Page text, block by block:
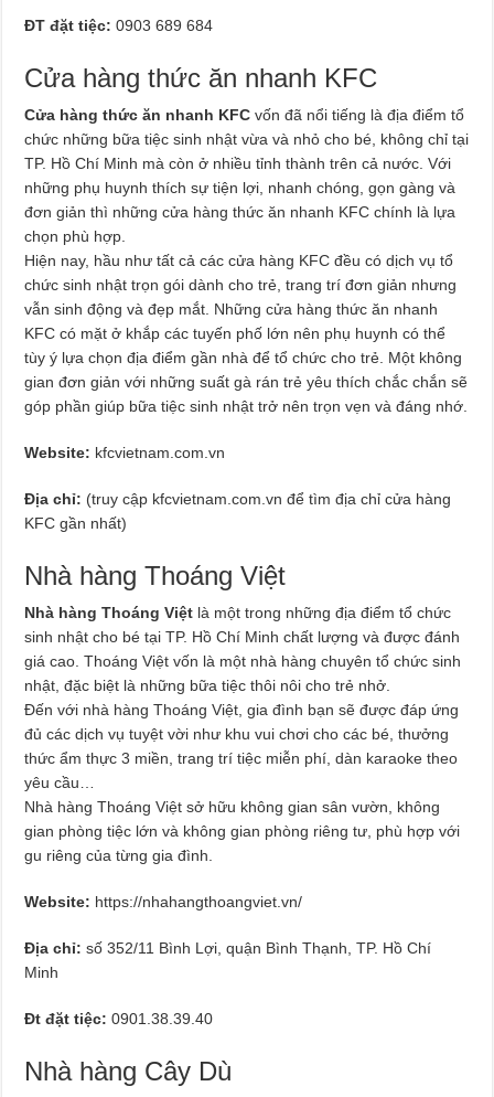
ĐT đặt tiệc:0903 689 684
Cửa hàng thức ăn nhanh KFC
Cửa hàng thức ăn nhanh KFCvốn đã nổi tiếng là địa điểm tổ
chức những bữa tiệc sinh nhật vừa và nhỏ cho bé, không chỉ tại
TP. Hồ Chí Minh mà còn ở nhiều tỉnh thành trên cả nước. Với
những phụ huynh thích sự tiện lợi, nhanh chóng, gọn gàng và
đơn giản thì những cửa hàng thức ăn nhanh KFC chính là lựa
chọn phù hợp.
Hiện nay, hầu như tất cả các cửa hàng KFC đều có dịch vụ tổ
chức sinh nhật trọn gói dành cho trẻ, trang trí đơn giản nhưng
vẫn sinh động và đẹp mắt. Những cửa hàng thức ăn nhanh
KFC có mặt ở khắp các tuyến phố lớn nên phụ huynh có thể
tùy ý lựa chọn địa điểm gần nhà để tổ chức cho trẻ. Một không
gian đơn giản với những suất gà rán trẻ yêu thích chắc chắn sẽ
góp phần giúp bữa tiệc sinh nhật trở nên trọn vẹn và đáng nhớ.
Website: kfcvietnam.com.vn
Địa chỉ: (truy cập kfcvietnam.com.vn để tìm địa chỉ cửa hàng
KFC gần nhất)
Nhà hàng Thoáng Việt
Nhà hàng Thoáng Việt là một trong những địa điểm tổ chức
sinh nhật cho bé tại TP. Hồ Chí Minh chất lượng và được đánh
giá cao. Thoáng Việt vốn là một nhà hàng chuyên tổ chức sinh
nhật, đặc biệt là những bữa tiệc thôi nôi cho trẻ nhở.
Đến với nhà hàng Thoáng Việt, gia đình bạn sẽ được đáp ứng
đủ các dịch vụ tuyệt vời như khu vui chơi cho các bé, thưởng
thức ẩm thực 3 miền, trang trí tiệc miễn phí, dàn karaoke theo
yêu cầu…
Nhà hàng Thoáng Việt sở hữu không gian sân vườn, không
gian phòng tiệc lớn và không gian phòng riêng tư, phù hợp với
gu riêng của từng gia đình.
Website: https://nhahangthoangviet.vn/
Địa chỉ:số 352/11 Bình Lợi, quận Bình Thạnh, TP. Hồ Chí
Minh
Đt đặt tiệc:0901.38.39.40
Nhà hàng Cây Dù